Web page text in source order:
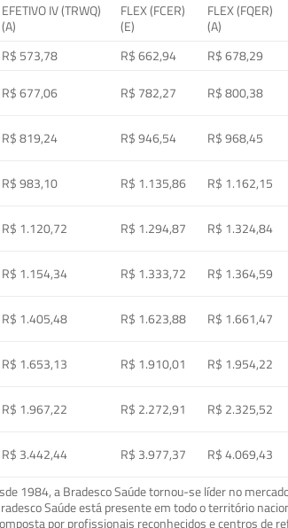
EFETIVO IV (TRWQ)
(A)
FLEX (FCER)
(E)
FLEX (FQER)
(A)
R$ 573,78 R$ 662,94 R$ 678,29
R$ 677,06 R$ 782,27 R$ 800,38
R$ 819,24 R$ 946,54 R$ 968,45
R$ 983,10 R$ 1.135,86 R$ 1.162,15
R$ 1.120,72 R$ 1.294,87 R$ 1.324,84
R$ 1.154,34 R$ 1.333,72 R$ 1.364,59
R$ 1.405,48 R$ 1.623,88 R$ 1.661,47
R$ 1.653,13 R$ 1.910,01 R$ 1.954,22
R$ 1.967,22 R$ 2.272,91 R$ 2.325,52
R$ 3.442,44 R$ 3.977,37 R$ 4.069,43
1984, a Bradesco Saúde tornou-se líder no
Saúde está presente em todo o território
por profissionais reconhecidos e centros